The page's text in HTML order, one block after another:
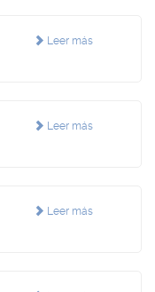
Leer más
Leer más
Leer más